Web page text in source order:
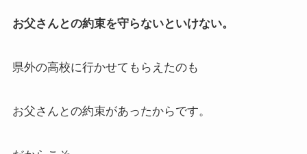
お父さんとの約束を守らないといけない。
県外の高校に行かせてもらえたのも
お父さんとの約束があったからです。